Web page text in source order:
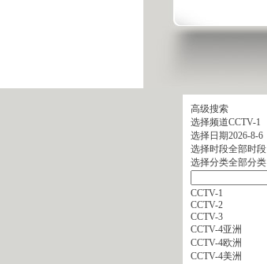
高级搜索
选择频道CCTV-1
选择日期2026-8-6
选择时段全部时段
选择分类全部分类
CCTV-1
CCTV-2
CCTV-3
CCTV-4亚洲
CCTV-4欧洲
CCTV-4美洲